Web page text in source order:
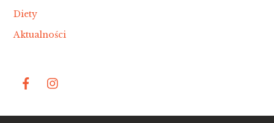
Diety
Aktualności